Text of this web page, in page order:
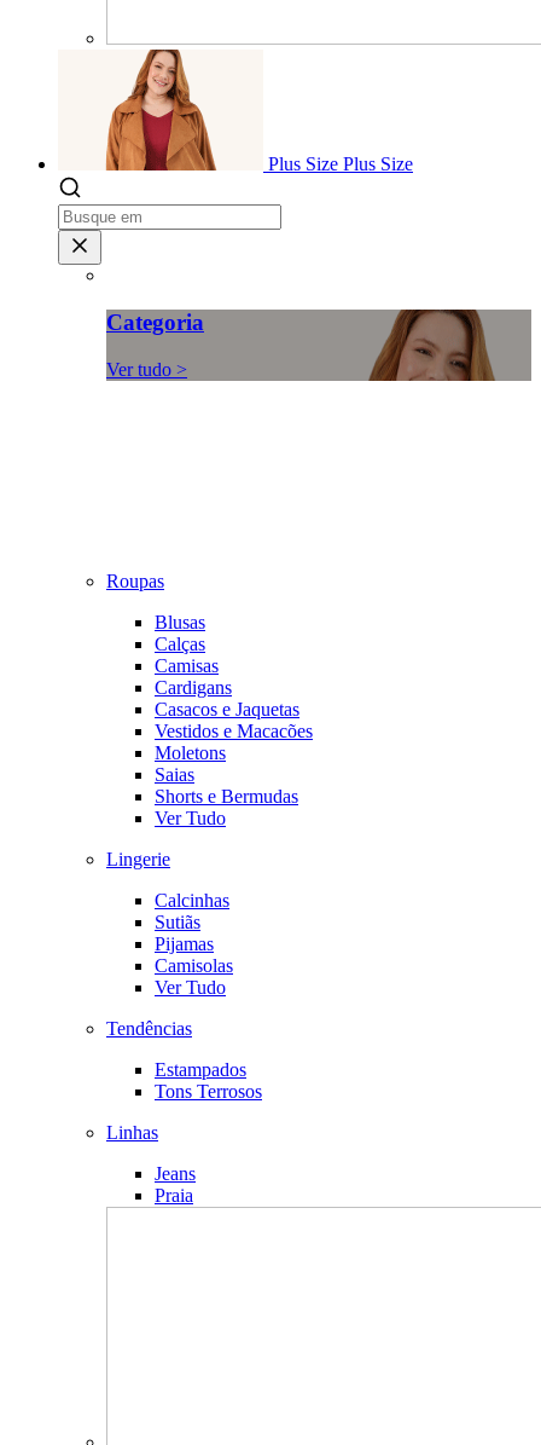
Plus Size Plus Size
Categoria
Ver tudo >
Roupas
Blusas
Calças
Camisas
Cardigans
Casacos e Jaquetas
Vestidos e Macacões
Moletons
Saias
Shorts e Bermudas
Ver Tudo
Lingerie
Calcinhas
Sutiãs
Pijamas
Camisolas
Ver Tudo
Tendências
Estampados
Tons Terrosos
Linhas
Jeans
Praia